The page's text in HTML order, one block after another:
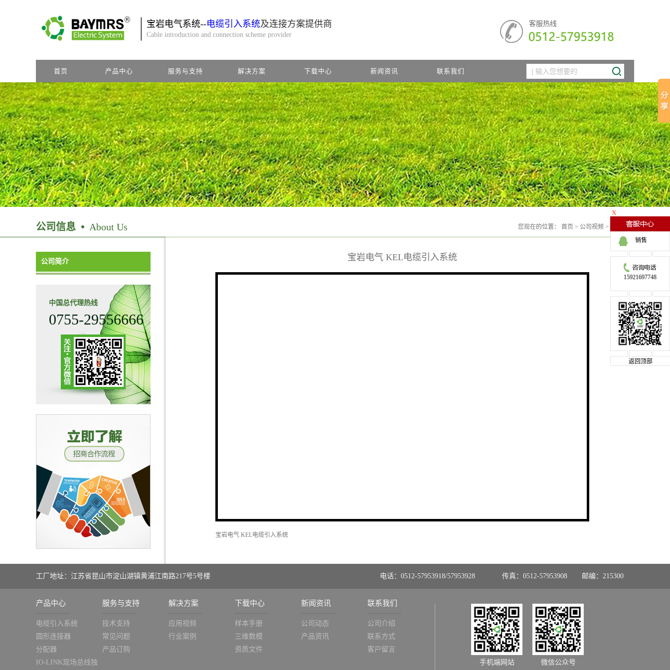
客服热线
宝岩电气系统--电缆引入系统及连接方案提供商
Cable introduction and connection scheme provider
首页 产品中心 服务与支持 解决方案 下载中心 新闻资讯 联系我们
您现在的位置： 首页 > 公司视频 > 公司视频
公司信息 About Us
公司简介
中国总代理热线
0755-29556666
宝岩电气 KEL电缆引入系统
宝岩电气 KEL电缆引入系统
工厂地址：江苏省昆山市淀山湖镇黄浦江南路217号5号楼 电话：0512-57953918/57953928 传真：0512-57953908 邮编：215300
手机端网站 微信公众号
产品中心
电缆引入系统
圆形连接器
分配器
IO-LINK现场总线独
服务与支持
技术支持
常见问题
产品订购
解决方案
应用视频
行业案例
下载中心
样本手册
三维数模
资质文件
新闻资讯
公司动态
产品资讯
联系我们
公司介绍
联系方式
客户留言
X
销售
15921697748
返回顶部